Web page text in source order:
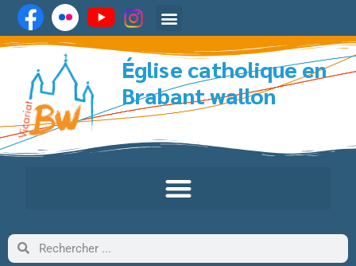
Église catholique en
Brabant wallon